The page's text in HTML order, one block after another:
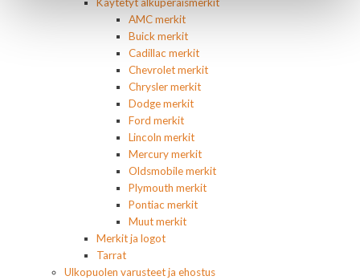
AMC merkit
Buick merkit
Cadillac merkit
Chevrolet merkit
Chrysler merkit
Dodge merkit
Ford merkit
Lincoln merkit
Mercury merkit
Oldsmobile merkit
Plymouth merkit
Pontiac merkit
Muut merkit
Merkit ja logot
Tarrat
Ulkopuolen varusteet ja ehostus